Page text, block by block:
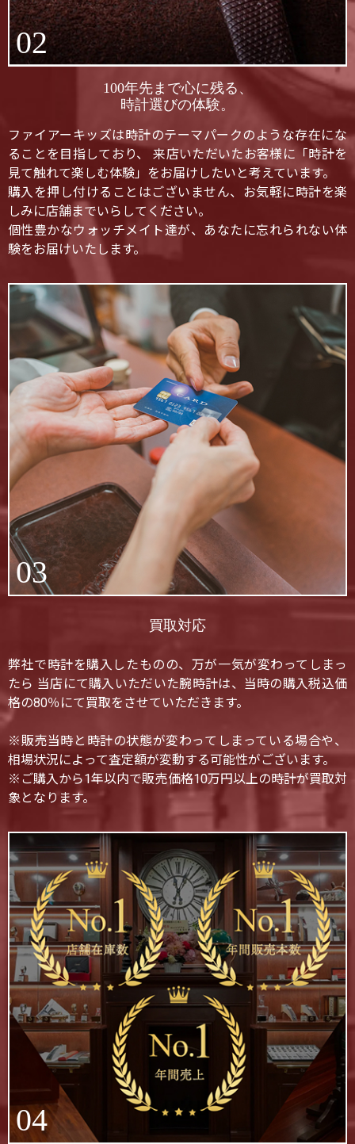
02
100年先まで心に残る、
時計選びの体験。
ファイアーキッズは時計のテーマパークのような存在にな
ることを目指しており、 来店いただいたお客様に「時計を
見て触れて楽しむ体験」をお届けしたいと考えています。
購入を押し付けることはございません、お気軽に時計を楽
しみに店舗までいらしてください。
個性豊かなウォッチメイト達が、あなたに忘れられない体
験をお届けいたします。
03
買取対応
弊社で時計を購入したものの、万が一気が変わってしまっ
たら 当店にて購入いただいた腕時計は、当時の購入税込価
格の80％にて買取をさせていただきます。
※販売当時と時計の状態が変わってしまっている場合や、
相場状況によって査定額が変動する可能性がございます。
※ご購入から1年以内で販売価格10万円以上の時計が買取対
象となります。
04